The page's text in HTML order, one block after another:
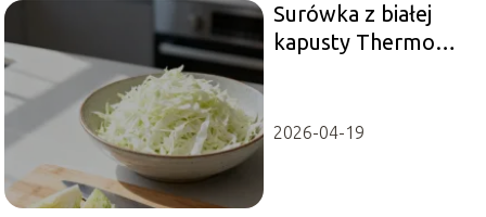
Surówka z białej
kapusty Thermomix
2026-04-19